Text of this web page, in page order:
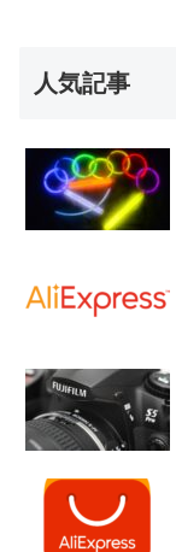
人気記事